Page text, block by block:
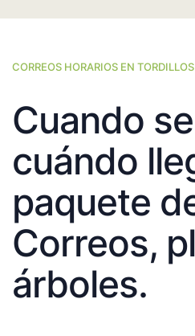
CORREOS HORARIOS EN TORDILLOS
Cuando
cuándo
paquete
Correos,
árboles.